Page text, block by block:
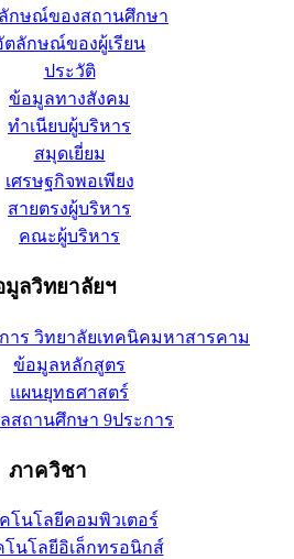
ลักษณ์ของสถานศึกษา
ตลักษณ์ของผู้เรียน
ประวัติ
ข้อมูลทางสังคม
ทำเนียบผู้บริหาร
สมุดเยี่ยม
เศรษฐกิจพอเพียง
สายตรงผู้บริหาร
คณะผู้บริหาร
มูลวิทยาลัยฯ
าร วิทยาลัยเทคนิคมหาสารคาม
ข้อมูลหลักสูตร
แผนยุทธศาสตร์
สถานศึกษา 9ประการ
ภาควิชา
โนโลยีคอมพิวเตอร์
โนโลยีอิเล็กทรอนิกส์